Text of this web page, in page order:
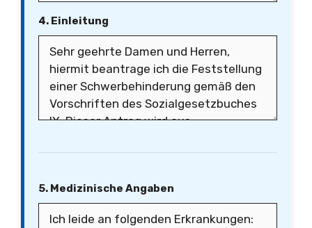
4. Einleitung
5. Medizinische Angaben